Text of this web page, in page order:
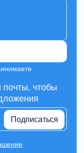
почты, чтобы
Подписаться